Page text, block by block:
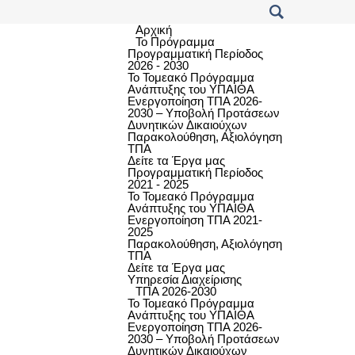
Αρχική
Το Πρόγραμμα
Προγραμματική Περίοδος
2026 - 2030
Το Τομεακό Πρόγραμμα
Ανάπτυξης του ΥΠΑΙΘΑ
Ενεργοποίηση ΤΠΑ 2026-
2030 – Υποβολή Προτάσεων
Δυνητικών Δικαιούχων
Παρακολούθηση, Αξιολόγηση
ΤΠΑ
Δείτε τα Έργα μας
Προγραμματική Περίοδος
2021 - 2025
Το Τομεακό Πρόγραμμα
Ανάπτυξης του ΥΠΑΙΘΑ
Ενεργοποίηση ΤΠΑ 2021-
2025
Παρακολούθηση, Αξιολόγηση
ΤΠΑ
Δείτε τα Έργα μας
Υπηρεσία Διαχείρισης
ΤΠΑ 2026-2030
Το Τομεακό Πρόγραμμα
Ανάπτυξης του ΥΠΑΙΘΑ
Ενεργοποίηση ΤΠΑ 2026-
2030 – Υποβολή Προτάσεων
Δυνητικών Δικαιούχων